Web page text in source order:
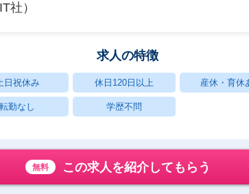
社）
求人の特徴
日祝休み 休日120日以上 産休・育休
転勤なし 学歴不問
無料 この求人を紹介してもらう